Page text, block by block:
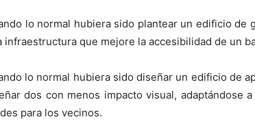
lo normal hubiera sido plantear un edificio de
infraestructura que mejore la accesibilidad de un
lo normal hubiera sido diseñar un edificio de
dos con menos impacto visual, adaptándose
para los vecinos.